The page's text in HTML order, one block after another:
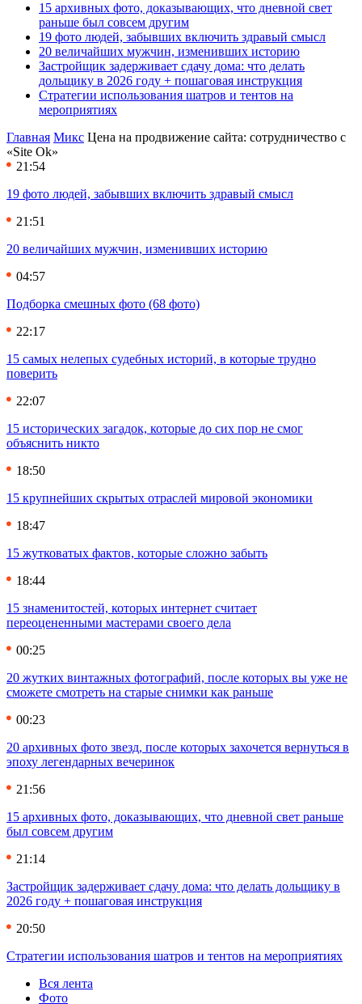
15 архивных фото, доказывающих, что дневной свет
раньше был совсем другим
19 фото людей, забывших включить здравый смысл
20 величайших мужчин, изменивших историю
Застройщик задерживает сдачу дома: что делать
дольщику в 2026 году + пошаговая инструкция
Стратегии использования шатров и тентов на
мероприятиях
Главная Микс Цена на продвижение сайта: сотрудничество с
«Site Ok‎»
21:54
19 фото людей, забывших включить здравый смысл
21:51
20 величайших мужчин, изменивших историю
04:57
Подборка смешных фото (68 фото)
22:17
15 самых нелепых судебных историй, в которые трудно
поверить
22:07
15 исторических загадок, которые до сих пор не смог
объяснить никто
18:50
15 крупнейших скрытых отраслей мировой экономики
18:47
15 жутковатых фактов, которые сложно забыть
18:44
15 знаменитостей, которых интернет считает
переоцененными мастерами своего дела
00:25
20 жутких винтажных фотографий, после которых вы уже не
сможете смотреть на старые снимки как раньше
00:23
20 архивных фото звезд, после которых захочется вернуться в
эпоху легендарных вечеринок
21:56
15 архивных фото, доказывающих, что дневной свет раньше
был совсем другим
21:14
Застройщик задерживает сдачу дома: что делать дольщику в
2026 году + пошаговая инструкция
20:50
Стратегии использования шатров и тентов на мероприятиях
Вся лента
Фото